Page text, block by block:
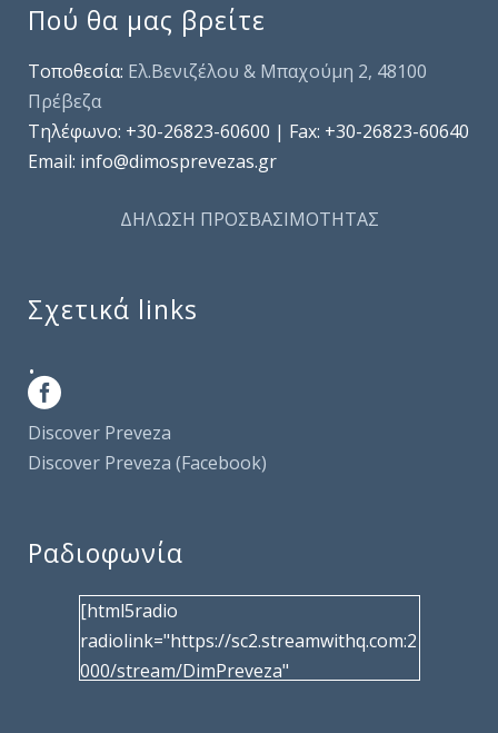
Πού θα μας βρείτε
Τοποθεσία: Ελ.Βενιζέλου & Μπαχούμη 2, 48100
Πρέβεζα
Τηλέφωνo: +30-26823-60600 | Fax: +30-26823-60640
Email: info@dimosprevezas.gr
ΔΗΛΩΣΗ ΠΡΟΣΒΑΣΙΜΟΤΗΤΑΣ
Σχετικά links
.
Discover Preveza
Discover Preveza (Facebook)
Ραδιοφωνία
[html5radio
radiolink="https://sc2.streamwithq.com:2
000/stream/DimPreveza"